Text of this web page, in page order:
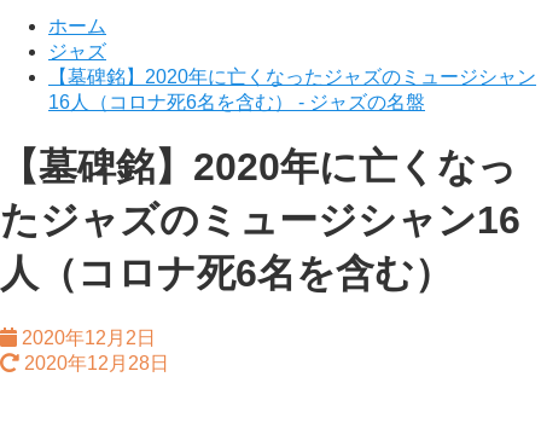
ホーム
ジャズ
【墓碑銘】2020年に亡くなったジャズのミュージシャン
16人（コロナ死6名を含む） - ジャズの名盤
【墓碑銘】2020年に亡くなっ
たジャズのミュージシャン16
人（コロナ死6名を含む）
2020年12月2日
2020年12月28日